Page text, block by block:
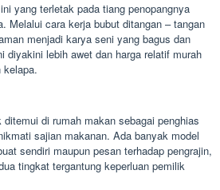
yang terletak pada tiang penopangnya
Melalui cara kerja bubut ditangan – tangan
menjadi karya seni yang bagus dan
diyakini lebih awet dan harga relatif murah
kelapa.
di rumah makan sebagai penghias
sajian makanan. Ada banyak model
sendiri maupun pesan terhadap pengrajin,
tingkat tergantung keperluan pemilik